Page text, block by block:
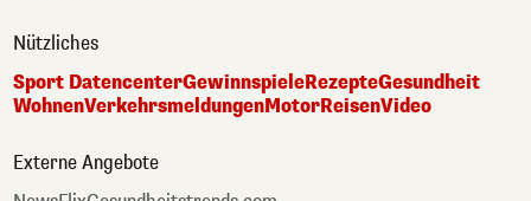
Nützliches
Sport DatencenterGewinnspieleRezepteGesundheit
WohnenVerkehrsmeldungenMotorReisenVideo
Externe Angebote